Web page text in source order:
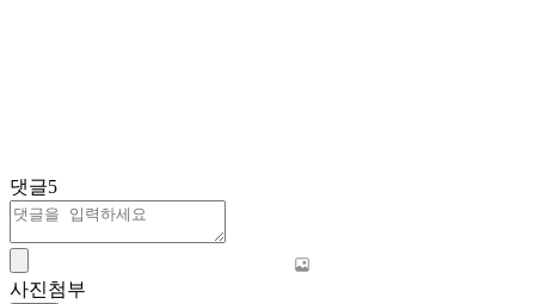
댓글5
사진첨부